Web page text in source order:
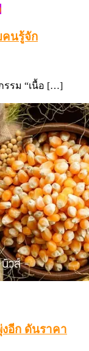
คนรู้จัก
รรม “เนื้อ […]
อีก ดันราคา